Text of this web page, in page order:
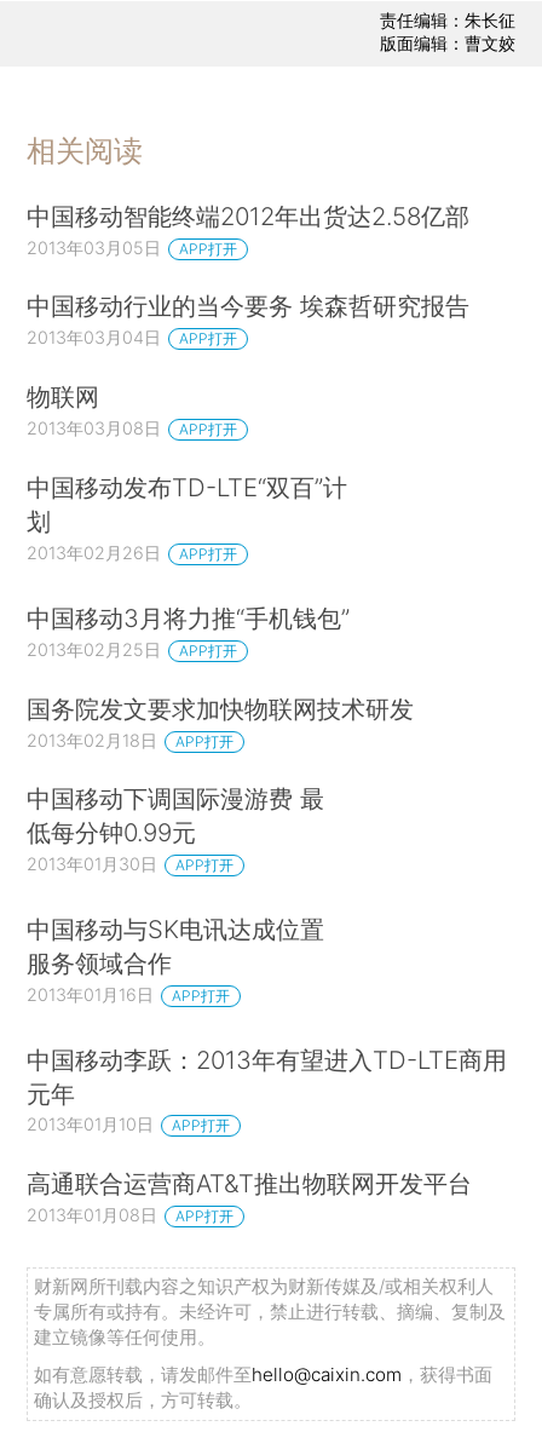
责任编辑：朱长征
版面编辑：曹文姣
相关阅读
中国移动智能终端2012年出货达2.58亿部
2013年03月05日 APP打开
中国移动行业的当今要务 埃森哲研究报告
2013年03月04日 APP打开
物联网
2013年03月08日 APP打开
中国移动发布TD-LTE“双百”计
划
2013年02月26日 APP打开
中国移动3月将力推“手机钱包”
2013年02月25日 APP打开
国务院发文要求加快物联网技术研发
2013年02月18日 APP打开
中国移动下调国际漫游费 最
低每分钟0.99元
2013年01月30日 APP打开
中国移动与SK电讯达成位置
服务领域合作
2013年01月16日 APP打开
中国移动李跃：2013年有望进入TD-LTE商用
元年
2013年01月10日 APP打开
高通联合运营商AT&T推出物联网开发平台
2013年01月08日 APP打开
财新网所刊载内容之知识产权为财新传媒及/或相关权利人
专属所有或持有。未经许可，禁止进行转载、摘编、复制及
建立镜像等任何使用。
如有意愿转载，请发邮件至hello@caixin.com ，获得书面
确认及授权后，方可转载。